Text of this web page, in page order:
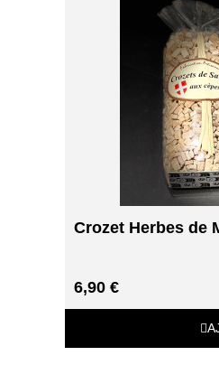
Crozet Herbes de
6,90 €